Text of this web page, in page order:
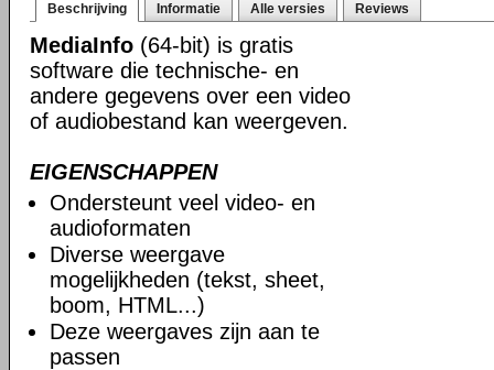
Beschrijving Informatie Alle versies Reviews
MediaInfo (64-bit) is gratis
software die technische- en
andere gegevens over een video
of audiobestand kan weergeven.
EIGENSCHAPPEN
Ondersteunt veel video- en
audioformaten
Diverse weergave
mogelijkheden (tekst, sheet,
boom, HTML...)
Deze weergaves zijn aan te
passen